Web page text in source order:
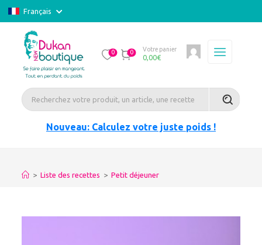
Français
0 0 Votre panier
0,00€
Nouveau: Calculez votre juste poids !
> Liste des recettes > Petit déjeuner